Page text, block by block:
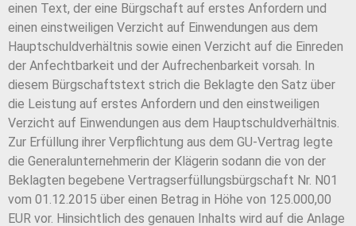
einen Text, der eine Bürgschaft auf erstes Anfordern und
einen einstweiligen Verzicht auf Einwendungen aus dem
Hauptschuldverhältnis sowie einen Verzicht auf die Einreden
der Anfechtbarkeit und der Aufrechenbarkeit vorsah. In
diesem Bürgschaftstext strich die Beklagte den Satz über
die Leistung auf erstes Anfordern und den einstweiligen
Verzicht auf Einwendungen aus dem Hauptschuldverhältnis.
Zur Erfüllung ihrer Verpflichtung aus dem GU-Vertrag legte
die Generalunternehmerin der Klägerin sodann die von der
Beklagten begebene Vertragserfüllungsbürgschaft Nr. N01
vom 01.12.2015 über einen Betrag in Höhe von 125.000,00
EUR vor. Hinsichtlich des genauen Inhalts wird auf die Anlage